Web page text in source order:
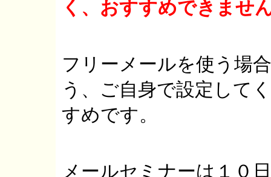
く、おすすめできませ
フリーメールを使う場
う、ご自身で設定して
すめです。
メールセミナーは１０